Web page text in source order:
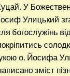
У
Улицький
богослужінь
о. Йосифа
зміст